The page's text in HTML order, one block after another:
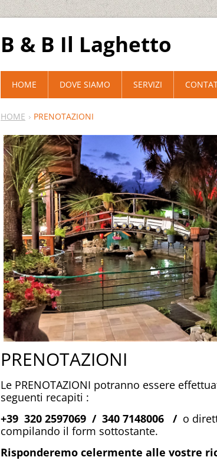
B & B Il Laghetto
HOME PRENOTAZIONI
PRENOTAZIONI
Le PRENOTAZIONI potranno essere
seguenti recapiti :
+39 320 2597069 / 340 7148006 / o
compilando il form sottostante.
Risponderemo celermente alle vostre
HOME DOVE SIAMO SERVIZI